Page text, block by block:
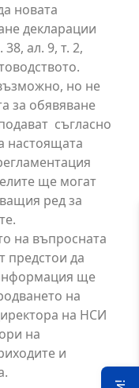
новата
декларации
ал. 9, т. 2,
но не
за обявяване
съгласно
настоящата
ще могат
ред за
на въпросната
предстои да
ще
на
на НСИ
на
и